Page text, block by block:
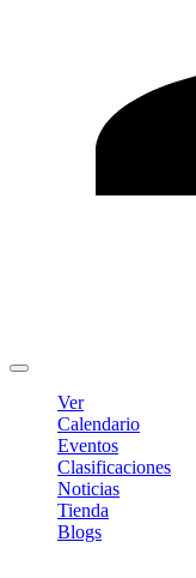
Ver
Calendario
Eventos
Clasificaciones
Noticias
Tienda
Blogs